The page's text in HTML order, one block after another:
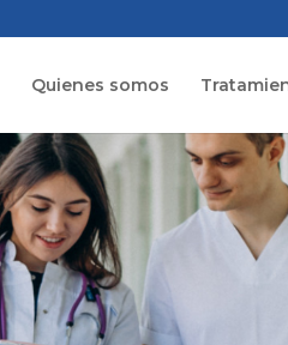
Quienes somos